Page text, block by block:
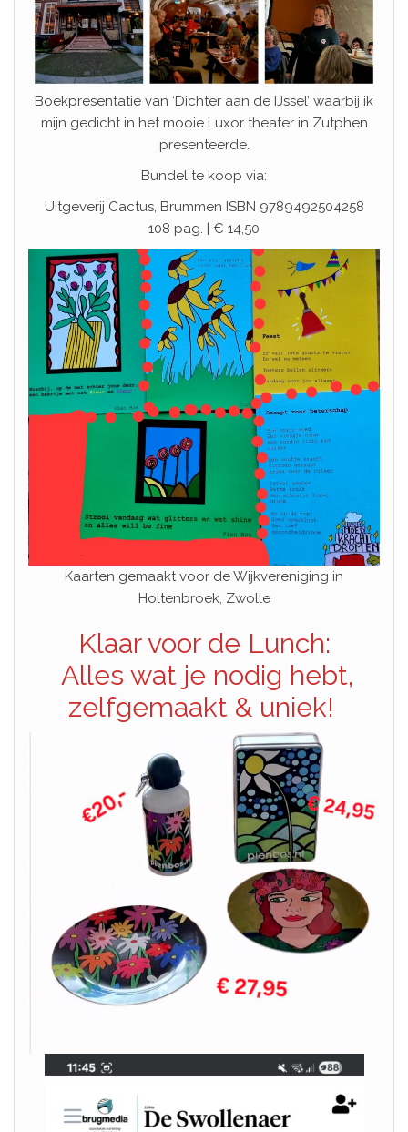
Boekpresentatie van ‘Dichter aan de IJssel’ waarbij ik
mijn gedicht in het mooie Luxor theater in Zutphen
presenteerde.
Bundel te koop via:
Uitgeverij Cactus, Brummen ISBN 9789492504258
108 pag. | € 14,50
Kaarten gemaakt voor de Wijkvereniging in
Holtenbroek, Zwolle
Klaar voor de Lunch:
Alles wat je nodig hebt,
zelfgemaakt & uniek!